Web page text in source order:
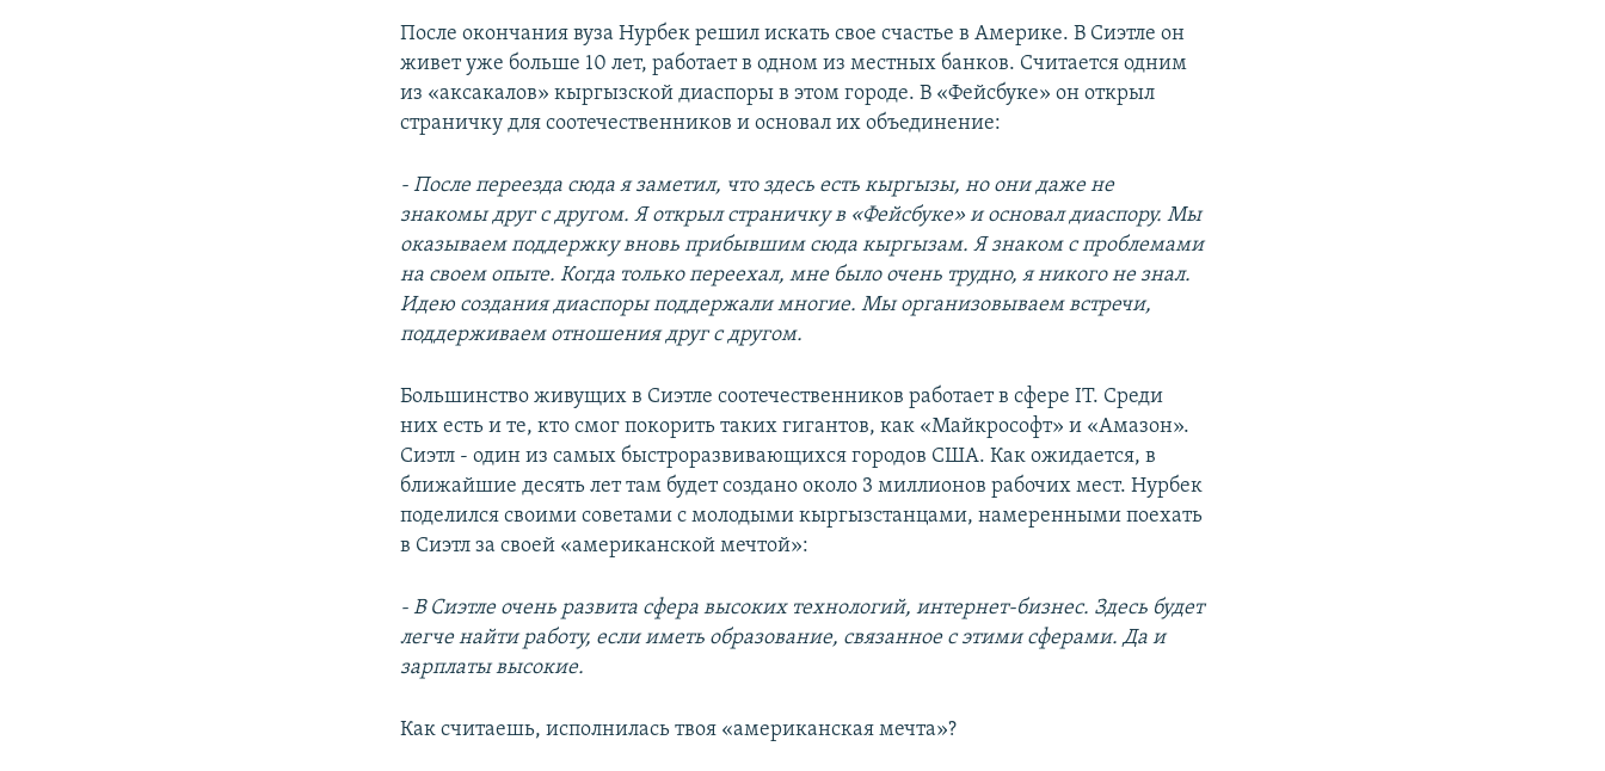
После окончания вуза Нурбек решил искать свое счастье в Америке. В Сиэтле он
живет уже больше 10 лет, работает в одном из местных банков. Считается одним
из «аксакалов» кыргызской диаспоры в этом городе. В «Фейсбуке» он открыл
страничку для соотечественников и основал их объединение:
- После переезда сюда я заметил, что здесь есть кыргызы, но они даже не
знакомы друг с другом. Я открыл страничку в «Фейсбуке» и основал диаспору. Мы
оказываем поддержку вновь прибывшим сюда кыргызам. Я знаком с проблемами
на своем опыте. Когда только переехал, мне было очень трудно, я никого не знал.
Идею создания диаспоры поддержали многие. Мы организовываем встречи,
поддерживаем отношения друг с другом.
Большинство живущих в Сиэтле соотечественников работает в сфере IT. Среди
них есть и те, кто смог покорить таких гигантов, как «Майкрософт» и «Амазон».
Сиэтл - один из самых быстроразвивающихся городов США. Как ожидается, в
ближайшие десять лет там будет создано около 3 миллионов рабочих мест. Нурбек
поделился своими советами с молодыми кыргызстанцами, намеренными поехать
в Сиэтл за своей «американской мечтой»:
- В Сиэтле очень развита сфера высоких технологий, интернет-бизнес. Здесь будет
легче найти работу, если иметь образование, связанное с этими сферами. Да и
зарплаты высокие.
Как считаешь, исполнилась твоя «американская мечта»?